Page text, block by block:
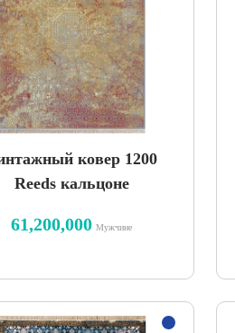
ковер 1200
Reeds кальцоне
61,200,000 Мужчине